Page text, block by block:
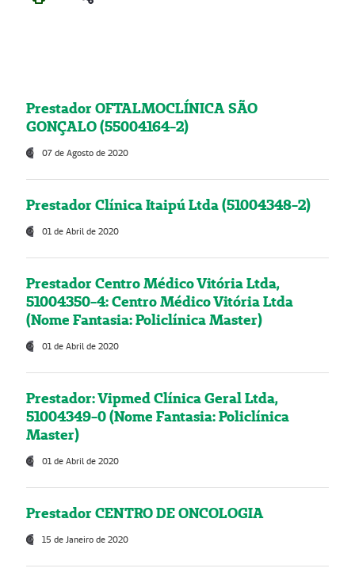
Prestador OFTALMOCLÍNICA SÃO
GONÇALO (55004164-2)
07 de Agosto de 2020
Prestador Clínica Itaipú Ltda (51004348-2)
01 de Abril de 2020
Prestador Centro Médico Vitória Ltda,
51004350-4: Centro Médico Vitória Ltda
(Nome Fantasia: Policlínica Master)
01 de Abril de 2020
Prestador: Vipmed Clínica Geral Ltda,
51004349-0 (Nome Fantasia: Policlínica
Master)
01 de Abril de 2020
Prestador CENTRO DE ONCOLOGIA
15 de Janeiro de 2020